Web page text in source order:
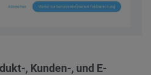
, Kunden-, und E-